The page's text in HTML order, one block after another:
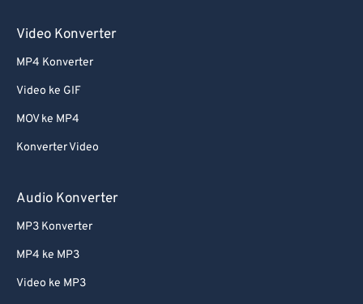
Video Konverter
MP4 Konverter
Video ke GIF
MOV ke MP4
Konverter Video
Audio Konverter
MP3 Konverter
MP4 ke MP3
Video ke MP3